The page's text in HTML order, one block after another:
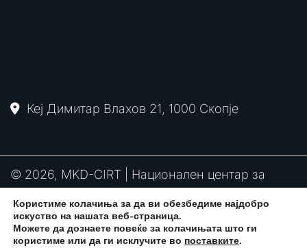
Користиме колачиња за да ви обезбедиме најдобро
искуство на нашата веб-страница.
Можете да дознаете повеќе за колачињата што ги
користиме или да ги исклучите во поставките.
Кеј Димитар Влахов 21, 1000 Скопје
© 2026, MKD-CIRT | Национален центар за
одговор на компјутерски инциденти
PGP
потпис
RFC2350 Политика за привантост